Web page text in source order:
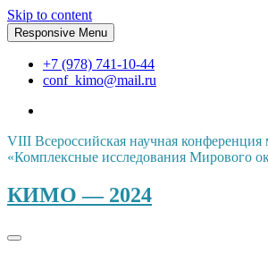
Skip to content
Responsive Menu
+7 (978) 741-10-44
conf_kimo@mail.ru
VIII Всероссийская научная
«Комплексные исследования Мирового
КИМО — 2024